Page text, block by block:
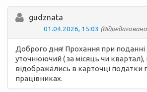
gudznata
01.04.2026, 15:03
Доброго дня! Прохання при поданні
уточнюючий ( за місяць чи
відображались в карточці податки
працівниках.